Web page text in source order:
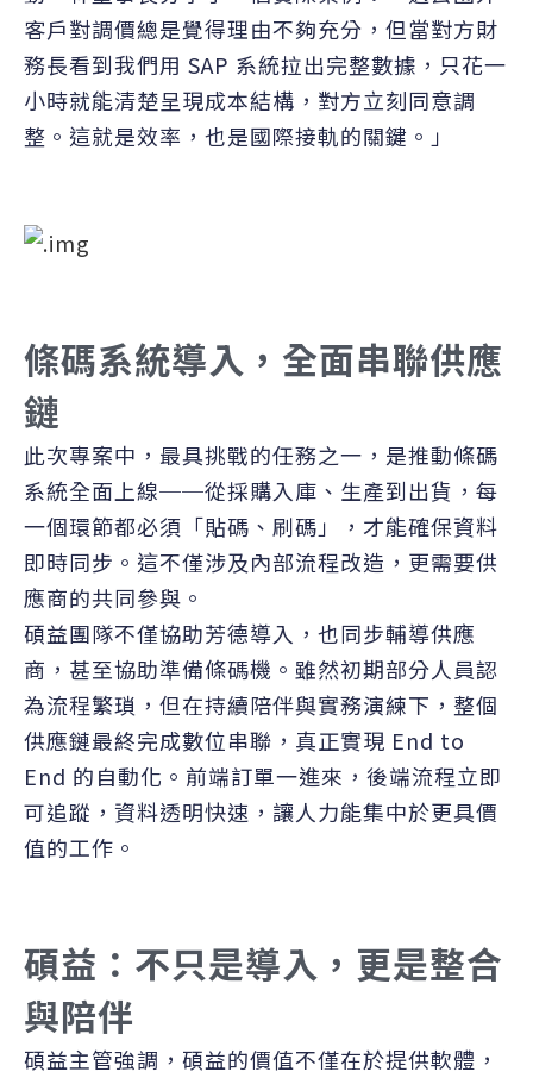
客戶對調價總是覺得理由不夠充分，但當對方財
務長看到我們用 SAP 系統拉出完整數據，只花一
小時就能清楚呈現成本結構，對方立刻同意調
整。這就是效率，也是國際接軌的關鍵。」
條碼系統導入，全面串聯供應
鏈
此次專案中，最具挑戰的任務之一，是推動條碼
系統全面上線──從採購入庫、生產到出貨，每
一個環節都必須「貼碼、刷碼」，才能確保資料
即時同步。這不僅涉及內部流程改造，更需要供
應商的共同參與。
碩益團隊不僅協助芳德導入，也同步輔導供應
商，甚至協助準備條碼機。雖然初期部分人員認
為流程繁瑣，但在持續陪伴與實務演練下，整個
供應鏈最終完成數位串聯，真正實現 End to
End 的自動化。前端訂單一進來，後端流程立即
可追蹤，資料透明快速，讓人力能集中於更具價
值的工作。
碩益：不只是導入，更是整合
與陪伴
碩益主管強調，碩益的價值不僅在於提供軟體，